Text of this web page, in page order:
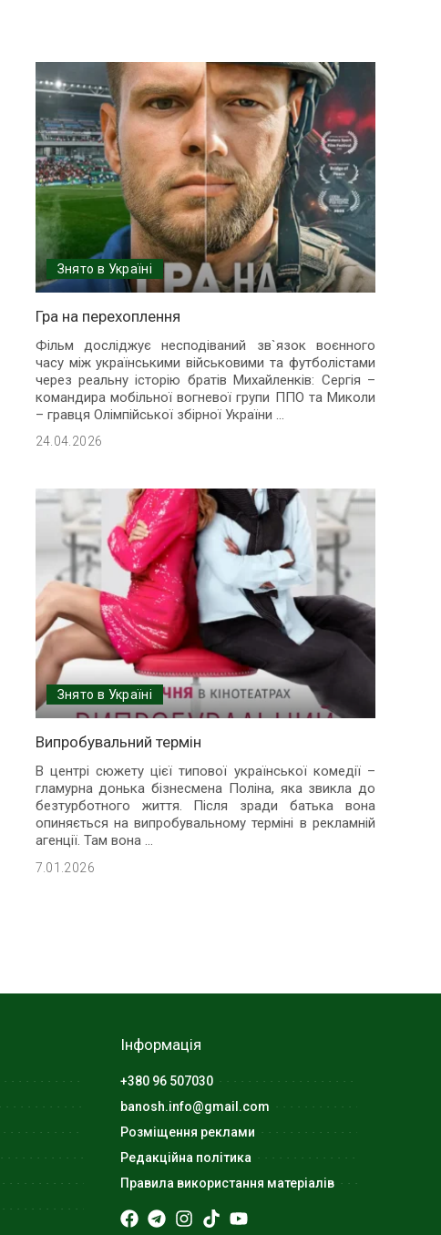
Знято в Україні
Гра на перехоплення
Фільм досліджує несподіваний зв`язок воєнного
часу між українськими військовими та футболістами
через реальну історію братів Михайленків: Сергія –
командира мобільної вогневої групи ППО та Миколи
– гравця Олімпійської збірної України
24.04.2026
Знято в Україні
Випробувальний термін
В центрі сюжету цієї типової української комедії –
гламурна донька бізнесмена Поліна, яка звикла до
безтурботного життя. Після зради батька вона
опиняється на випробувальному терміні в рекламній
агенції. Там вона ...
7.01.2026
Інформація
+380 96 507030
banosh.info@gmail.com
Розміщення реклами
Редакційна політика
Правила використання матеріалів